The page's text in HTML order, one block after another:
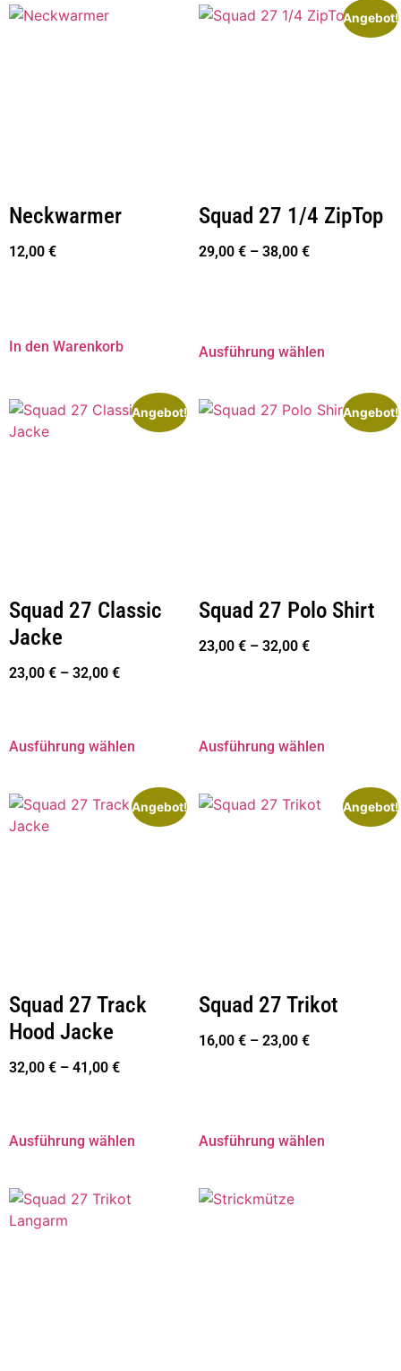
Neckwarmer
12,00 €
In den Warenkorb
Angebot!
Squad 27 1/4 ZipTop
29,00 € – 38,00 €
Ausführung wählen
Angebot!
Squad 27 Classic
Jacke
23,00 € – 32,00 €
Ausführung wählen
Angebot!
Squad 27 Polo Shirt
23,00 € – 32,00 €
Ausführung wählen
Angebot!
Squad 27 Track
Hood Jacke
32,00 € – 41,00 €
Ausführung wählen
Angebot!
Squad 27 Trikot
16,00 € – 23,00 €
Ausführung wählen